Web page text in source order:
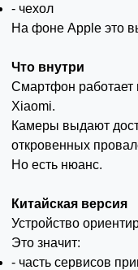
- чехол
На фоне Apple это
Что внутри
Смартфон работает
Xiaomi.
Камеры выдают
откровенных
Но есть нюанс.
Китайская версия
Устройство
Это значит:
- часть сервисов